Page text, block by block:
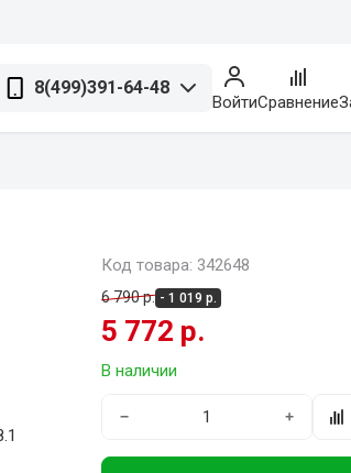
8(499)391-64-48
ВойтиСравнение
Код товара: 342648
6 790 р. - 1 019 р.
5 772 р.
В наличии
− +